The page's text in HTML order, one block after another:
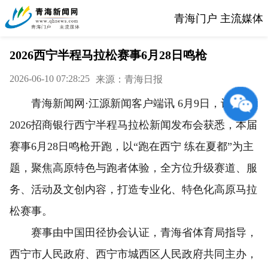
青海门户 主流媒体
2026西宁半程马拉松赛事6月28日鸣枪
2026-06-10 07:28:25 来源：青海日报
青海新闻网·江源新闻客户端讯 6月9日，记者从
2026招商银行西宁半程马拉松新闻发布会获悉，本届
赛事6月28日鸣枪开跑，以“跑在西宁 练在夏都”为主
题，聚焦高原特色与跑者体验，全方位升级赛道、服
务、活动及文创内容，打造专业化、特色化高原马拉
松赛事。
赛事由中国田径协会认证，青海省体育局指导，
西宁市人民政府、西宁市城西区人民政府共同主办，